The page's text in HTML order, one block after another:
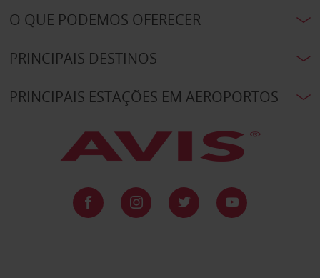
O QUE PODEMOS OFERECER
PRINCIPAIS DESTINOS
PRINCIPAIS ESTAÇÕES EM AEROPORTOS